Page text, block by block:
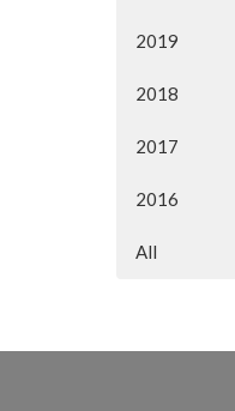
2019
2018
2017
2016
All